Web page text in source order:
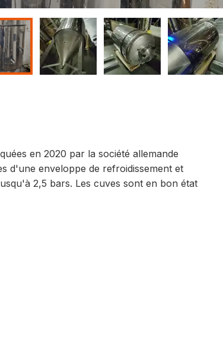
en 2020 par la société allemande
d'une enveloppe de refroidissement et
2,5 bars. Les cuves sont en bon état